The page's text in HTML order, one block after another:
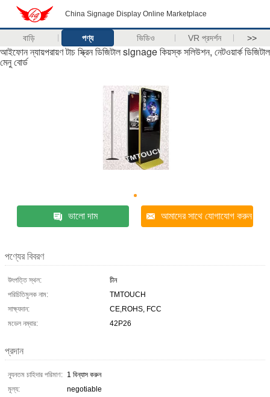
China Signage Display Online Marketplace
বাড়ি পণ্য ভিডিও VR প্রদর্শন >>
আইফোন ন্যায়পরায়ণ টাচ স্ক্রিন ডিজিটাল signage কিয়স্ক সলিউশন, নেটওয়ার্ক ডিজিটাল
মেনু বোর্ড
ভালো দাম আমাদের সাথে যোগাযোগ করুন
পণ্যের বিবরণ
উৎপত্তি স্থল:
চীন
পরিচিতিমুলক নাম:
TMTOUCH
সাক্ষ্যদান:
CE,ROHS, FCC
মডেল নম্বার:
42P26
প্রদান
ন্যূনতম চাহিদার পরিমাণ: 1 বিন্যাস করুন
মূল্য:
negotiable